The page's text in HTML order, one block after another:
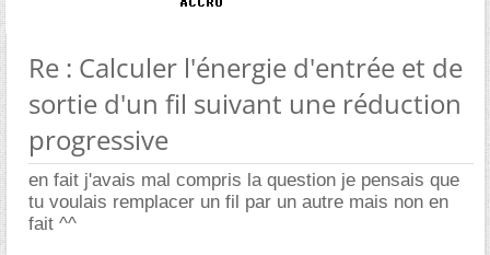
Re : Calculer l'énergie d'entrée et de
sortie d'un fil suivant une réduction
progressive
en fait j'avais mal compris la question je pensais que
tu voulais remplacer un fil par un autre mais non en
fait ^^